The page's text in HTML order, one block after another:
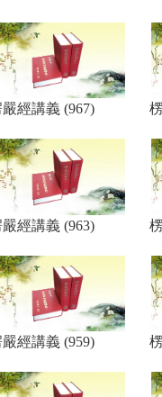
經講義 (967)
經講義 (963)
經講義 (959)